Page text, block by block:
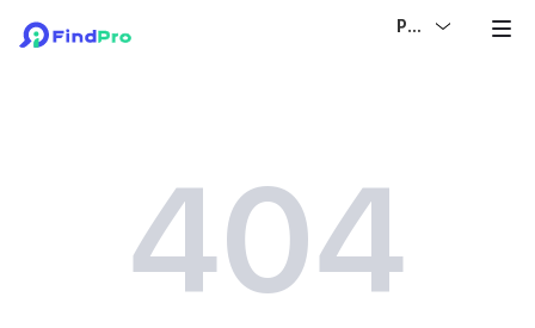
РУС
404